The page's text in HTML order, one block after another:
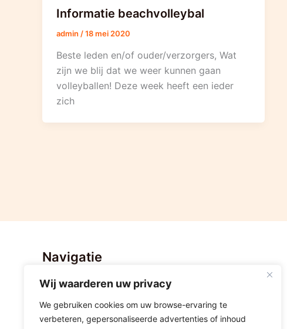
Wij waarderen uw privacy
We gebruiken cookies om uw browse-ervaring te
verbeteren, gepersonaliseerde advertenties of inhoud
Informatie beachvolleybal
admin /18 mei 2020
Beste leden en/of ouder/verzorgers, Wat
zijn we blij dat we weer kunnen gaan
volleyballen! Deze week heeft een ieder
zich
Navigatie
Home
Nieuws
Stratenvolleybal Hoogeveen